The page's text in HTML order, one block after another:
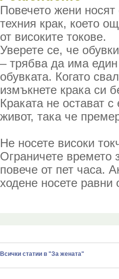
Повечето жени
техния крак, което
от високите токове.
Уверете се, че
– трябва да има
обувката. Когато
измъкнете крака си
Краката не остават
живот, така че
Не носете високи
Ограничете времето
повече от пет часа.
ходене носете равни
Всички статии в "За жената"